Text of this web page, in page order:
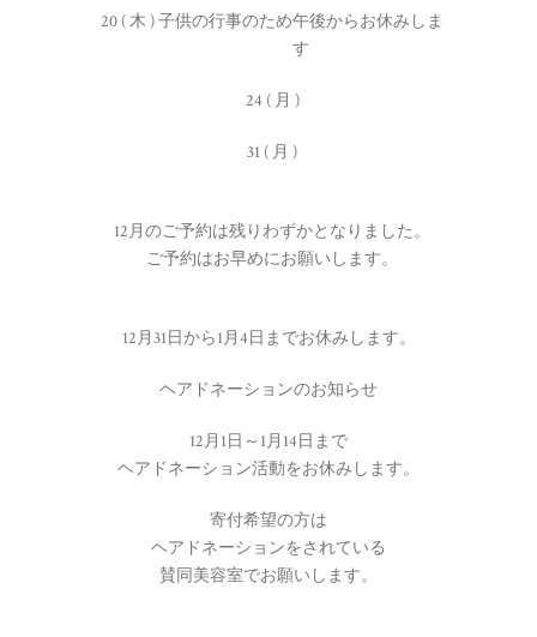
20 ( 木 ) 子供の行事のため午後からお休みしま
す
24 ( 月 )
31 ( 月 )
12月のご予約は残りわずかとなりました。
ご予約はお早めにお願いします。
12月31日から1月4日までお休みします。
ヘアドネーションのお知らせ
12月1日～1月14日まで
ヘアドネーション活動をお休みします。
寄付希望の方は
ヘアドネーションをされている
賛同美容室でお願いします。